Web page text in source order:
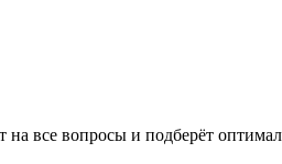
все вопросы и подберёт